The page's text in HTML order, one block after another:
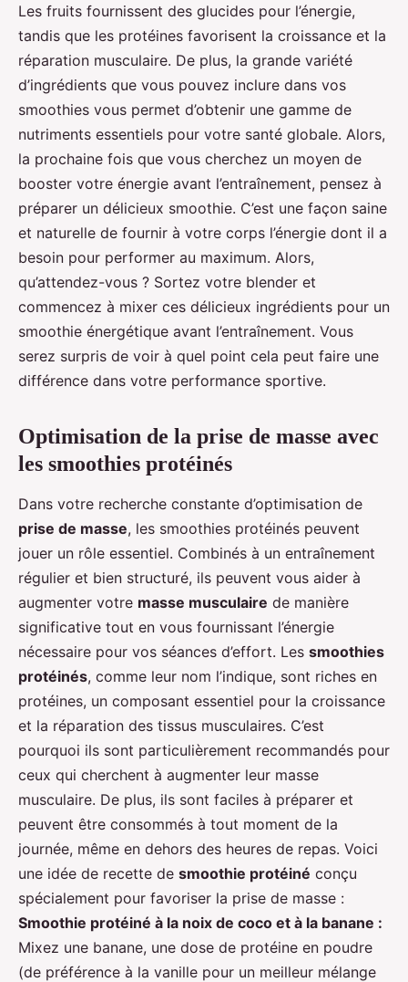
Les fruits fournissent des glucides pour l’énergie,
tandis que les protéines favorisent la croissance et la
réparation musculaire. De plus, la grande variété
d’ingrédients que vous pouvez inclure dans vos
smoothies vous permet d’obtenir une gamme de
nutriments essentiels pour votre santé globale. Alors,
la prochaine fois que vous cherchez un moyen de
booster votre énergie avant l’entraînement, pensez à
préparer un délicieux smoothie. C’est une façon saine
et naturelle de fournir à votre corps l’énergie dont il a
besoin pour performer au maximum. Alors,
qu’attendez-vous ? Sortez votre blender et
commencez à mixer ces délicieux ingrédients pour un
smoothie énergétique avant l’entraînement. Vous
serez surpris de voir à quel point cela peut faire une
différence dans votre performance sportive.
Optimisation de la prise de masse avec
les smoothies protéinés
Dans votre recherche constante d’optimisation de
prise de masse, les smoothies protéinés peuvent
jouer un rôle essentiel. Combinés à un entraînement
régulier et bien structuré, ils peuvent vous aider à
augmenter votre masse musculaire de manière
significative tout en vous fournissant l’énergie
nécessaire pour vos séances d’effort. Les smoothies
protéinés, comme leur nom l’indique, sont riches en
protéines, un composant essentiel pour la croissance
et la réparation des tissus musculaires. C’est
pourquoi ils sont particulièrement recommandés pour
ceux qui cherchent à augmenter leur masse
musculaire. De plus, ils sont faciles à préparer et
peuvent être consommés à tout moment de la
journée, même en dehors des heures de repas. Voici
une idée de recette de smoothie protéiné conçu
spécialement pour favoriser la prise de masse :
Smoothie protéiné à la noix de coco et à la banane :
Mixez une banane, une dose de protéine en poudre
(de préférence à la vanille pour un meilleur mélange